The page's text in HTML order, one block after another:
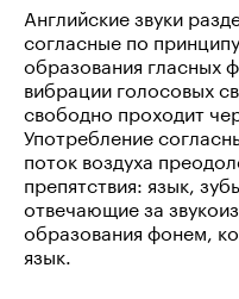
Английские звуки
согласные по
образования гласных
вибрации голосовых
свободно проходит
Употребление
поток воздуха
препятствия: язык,
отвечающие за
образования фонем,
язык.